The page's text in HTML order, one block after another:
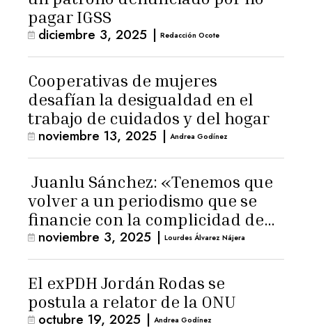
pagar IGSS
diciembre 3, 2025 | Redacción Ocote
Cooperativas de mujeres
desafían la desigualdad en el
trabajo de cuidados y del hogar
noviembre 13, 2025 | Andrea Godínez
Juanlu Sánchez: «Tenemos que
volver a un periodismo que se
financie con la complicidad de
los lectores»
noviembre 3, 2025 | Lourdes Álvarez Nájera
El exPDH Jordán Rodas se
postula a relator de la ONU
octubre 19, 2025 | Andrea Godínez